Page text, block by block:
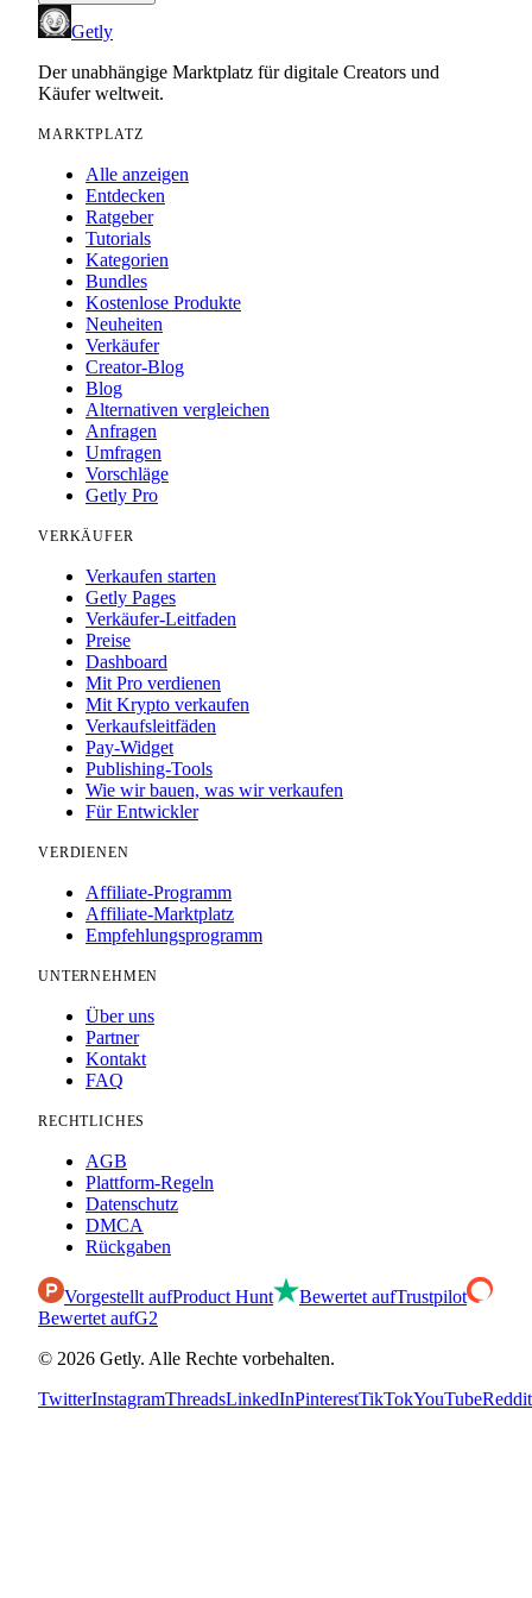
Getly
Der unabhängige Marktplatz für digitale Creators und
Käufer weltweit.
MARKTPLATZ
Alle anzeigen
Entdecken
Ratgeber
Tutorials
Kategorien
Bundles
Kostenlose Produkte
Neuheiten
Verkäufer
Creator-Blog
Blog
Alternativen vergleichen
Anfragen
Umfragen
Vorschläge
Getly Pro
VERKÄUFER
Verkaufen starten
Getly Pages
Verkäufer-Leitfaden
Preise
Dashboard
Mit Pro verdienen
Mit Krypto verkaufen
Verkaufsleitfäden
Pay-Widget
Publishing-Tools
Wie wir bauen, was wir verkaufen
Für Entwickler
VERDIENEN
Affiliate-Programm
Affiliate-Marktplatz
Empfehlungsprogramm
UNTERNEHMEN
Über uns
Partner
Kontakt
FAQ
RECHTLICHES
AGB
Plattform-Regeln
Datenschutz
DMCA
Rückgaben
Vorgestellt aufProduct Hunt Bewertet aufTrustpilot
Bewertet aufG2
© 2026 Getly. Alle Rechte vorbehalten.
TwitterInstagramThreadsLinkedInPinterestTikTokYouTubeReddit